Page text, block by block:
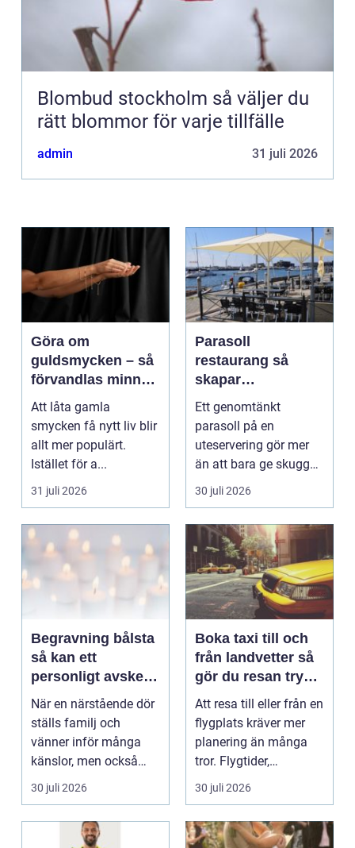
Blombud stockholm så väljer du
rätt blommor för varje tillfälle
admin 31 juli 2026
Göra om
guldsmycken – så
förvandlas minnen
till nya favoriter
Att låta gamla
smycken få nytt liv blir
allt mer populärt.
Istället för a...
31 juli 2026
Parasoll
restaurang så
skapar
uteserveringen rätt
känsla året runt
Ett genomtänkt
parasoll på en
uteservering gör mer
än att bara ge skugga.
Det påverkar hur länge
gäs...
30 juli 2026
Begravning bålsta
så kan ett
personligt avsked
formas
När en närstående dör
ställs familj och
vänner inför många
känslor, men också
praktiska beslut. En b...
30 juli 2026
Boka taxi till och
från landvetter så
gör du resan trygg
och smidig
Att resa till eller från en
flygplats kräver mer
planering än många
tror. Flygtider,
packning, säker...
30 juli 2026